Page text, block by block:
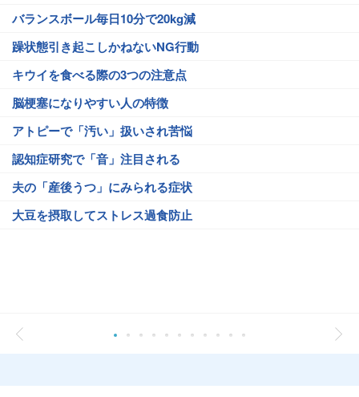
バランスボール毎日10分で20kg減
躁状態引き起こしかねないNG行動
キウイを食べる際の3つの注意点
脳梗塞になりやすい人の特徴
アトピーで「汚い」扱いされ苦悩
認知症研究で「音」注目される
夫の「産後うつ」にみられる症状
大豆を摂取してストレス過食防止